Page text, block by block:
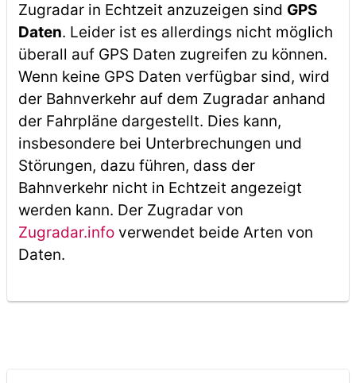
Zugradar in Echtzeit anzuzeigen sind GPS
Daten. Leider ist es allerdings nicht möglich
überall auf GPS Daten zugreifen zu können.
Wenn keine GPS Daten verfügbar sind, wird
der Bahnverkehr auf dem Zugradar anhand
der Fahrpläne dargestellt. Dies kann,
insbesondere bei Unterbrechungen und
Störungen, dazu führen, dass der
Bahnverkehr nicht in Echtzeit angezeigt
werden kann. Der Zugradar von
Zugradar.infoverwendet beide Arten von
Daten.